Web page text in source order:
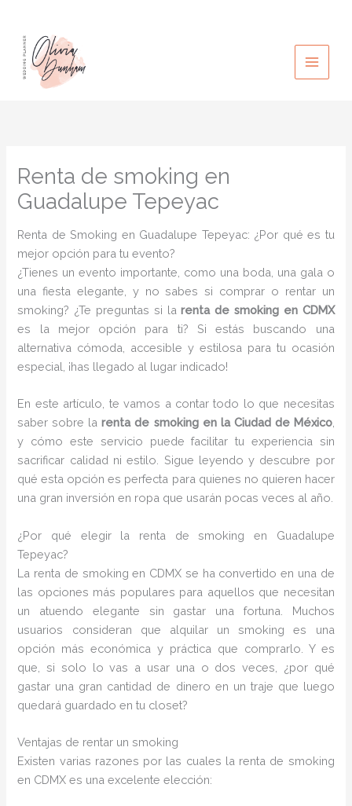
contenido
Renta de smoking en
Guadalupe Tepeyac
Renta de Smoking en Guadalupe Tepeyac: ¿Por qué es tu
mejor opción para tu evento?
¿Tienes un evento importante, como una boda, una gala o
una fiesta elegante, y no sabes si comprar o rentar un
smoking? ¿Te preguntas si larenta de smoking en CDMX
es la mejor opción para ti? Si estás buscando una
alternativa cómoda, accesible y estilosa para tu ocasión
especial, ¡has llegado al lugar indicado!
En este artículo, te vamos a contar todo lo que necesitas
saber sobre larenta de smoking en la Ciudad de México,
y cómo este servicio puede facilitar tu experiencia sin
sacrificar calidad ni estilo. Sigue leyendo y descubre por
qué esta opción es perfecta para quienes no quieren hacer
una gran inversión en ropa que usarán pocas veces al año.
¿Por qué elegir la renta de smoking en Guadalupe
Tepeyac?
La renta de smoking en CDMX se ha convertido en una de
las opciones más populares para aquellos que necesitan
un atuendo elegante sin gastar una fortuna. Muchos
usuarios consideran que alquilar un smoking es una
opción más económica y práctica que comprarlo. Y es
que, si solo lo vas a usar una o dos veces, ¿por qué
gastar una gran cantidad de dinero en un traje que luego
quedará guardado en tu closet?
Ventajas de rentar un smoking
Existen varias razones por las cuales la renta de smoking
en CDMX es una excelente elección: